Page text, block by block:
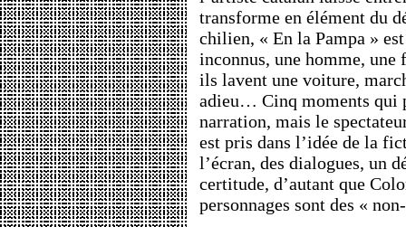
transforme en élément du
chilien, « En la Pampa »
inconnus, une homme, une
ils lavent une voiture,
adieu… Cinq moments qui
narration, mais le
est pris dans l’idée de la
l’écran, des dialogues, un
certitude, d’autant que
personnages sont des «